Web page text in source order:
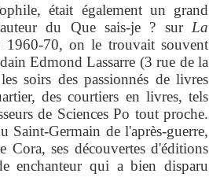
était également un grand
du Que sais-je ? sur La
70, on le trouvait souvent
Edmond Lassarre (3 rue de la
soirs des passionnés de livres
des courtiers en livres, tels
de Sciences Po tout proche.
Saint-Germain de l'après-guerre,
Cora, ses découvertes d'éditions
enchanteur qui a bien disparu